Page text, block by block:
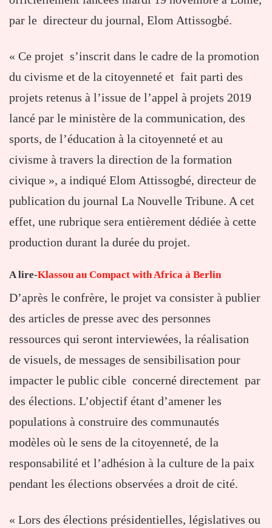
par le directeur du journal, Elom Attissogbé.
« Ce projet s’inscrit dans le cadre de la promotion
du civisme et de la citoyenneté et fait parti des
projets retenus à l’issue de l’appel à projets 2019
lancé par le ministère de la communication, des
sports, de l’éducation à la citoyenneté et au
civisme à travers la direction de la formation
civique », a indiqué Elom Attissogbé, directeur de
publication du journal La Nouvelle Tribune. A cet
effet, une rubrique sera entièrement dédiée à cette
production durant la durée du projet.
A lire-Klassou au Compact with Africa à Berlin
D’après le confrère, le projet va consister à publier
des articles de presse avec des personnes
ressources qui seront interviewées, la réalisation
de visuels, de messages de sensibilisation pour
impacter le public cible concerné directement par
des élections. L’objectif étant d’amener les
populations à construire des communautés
modèles où le sens de la citoyenneté, de la
responsabilité et l’adhésion à la culture de la paix
pendant les élections observées a droit de cité.
« Lors des élections présidentielles, législatives ou